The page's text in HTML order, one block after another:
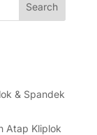
Search
& Spandek
Atap Kliplok